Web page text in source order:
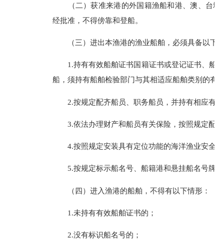
（二）获准来港的外国籍渔船和港、澳、台地
经批准，不得傍靠和登船。
（三）进出本渔港的渔业船舶，必须具备以下
1.持有有效船舶证书国籍证书或登记证书、船舶
船，须持有船舶检验部门与其相适应船舶类别的有
2.按规定配齐船员、职务船员，并持有相应有效
3.依法办理财产和船员有关保险，按照规定配备
4.按照规定安装具有定位功能的海洋渔业安全生
5.按规定标示船名号、船籍港和悬挂船名号牌。
（四）进入渔港的船舶，不得有以下情形：
1.未持有有效船舶证书的；
2.没有标识船名号的；